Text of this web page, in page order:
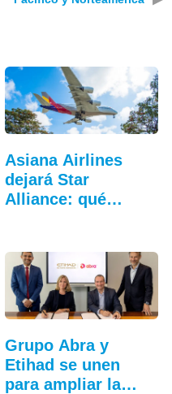
Asiana Airlines
dejará Star
Alliance: qué
Grupo Abra y
Etihad se unen
para ampliar la…